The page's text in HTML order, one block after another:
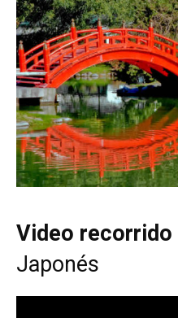
Video recorrido
Japonés